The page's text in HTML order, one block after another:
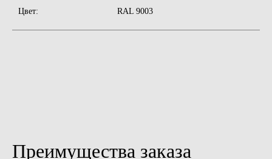
Цвет: RAL 9003
Преимущества заказа